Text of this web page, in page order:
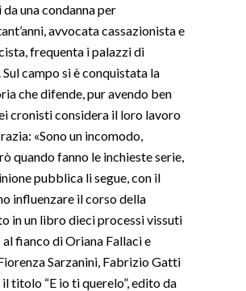
una condanna per
avvocata cassazionista e
frequenta i palazzi di
campo si è conquistata la
che difende, pur avendo ben
cronisti considera il loro lavoro
«Sono un incomodo,
quando fanno le inchieste serie,
pubblica li segue, con il
influenzare il corso della
in un libro dieci processi vissuti
al fianco di Oriana Fallaci e
Sarzanini, Fabrizio Gatti
titolo “E io ti querelo”, edito da